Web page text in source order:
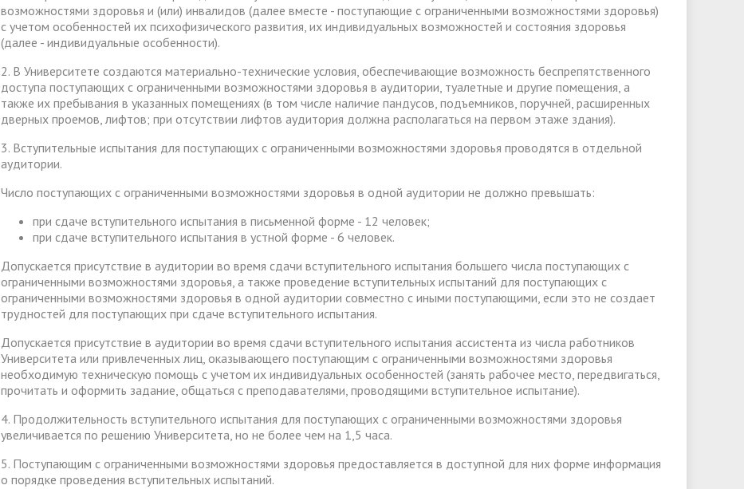
возможностями здоровья и (или) инвалидов (далее вместе - поступающие с ограниченными возможностями здоровья)
с учетом особенностей их психофизического развития, их индивидуальных возможностей и состояния здоровья
(далее - индивидуальные особенности).
2. В Университете создаются материально-технические условия, обеспечивающие возможность беспрепятственного
доступа поступающих с ограниченными возможностями здоровья в аудитории, туалетные и другие помещения, а
также их пребывания в указанных помещениях (в том числе наличие пандусов, подъемников, поручней, расширенных
дверных проемов, лифтов; при отсутствии лифтов аудитория должна располагаться на первом этаже здания).
3. Вступительные испытания для поступающих с ограниченными возможностями здоровья проводятся в отдельной
аудитории.
Число поступающих с ограниченными возможностями здоровья в одной аудитории не должно превышать:
при сдаче вступительного испытания в письменной форме - 12 человек;
при сдаче вступительного испытания в устной форме - 6 человек.
Допускается присутствие в аудитории во время сдачи вступительного испытания большего числа поступающих с
ограниченными возможностями здоровья, а также проведение вступительных испытаний для поступающих с
ограниченными возможностями здоровья в одной аудитории совместно с иными поступающими, если это не создает
трудностей для поступающих при сдаче вступительного испытания.
Допускается присутствие в аудитории во время сдачи вступительного испытания ассистента из числа работников
Университета или привлеченных лиц, оказывающего поступающим с ограниченными возможностями здоровья
необходимую техническую помощь с учетом их индивидуальных особенностей (занять рабочее место, передвигаться,
прочитать и оформить задание, общаться с преподавателями, проводящими вступительное испытание).
4. Продолжительность вступительного испытания для поступающих с ограниченными возможностями здоровья
увеличивается по решению Университета, но не более чем на 1,5 часа.
5. Поступающим с ограниченными возможностями здоровья предоставляется в доступной для них форме информация
о порядке проведения вступительных испытаний.